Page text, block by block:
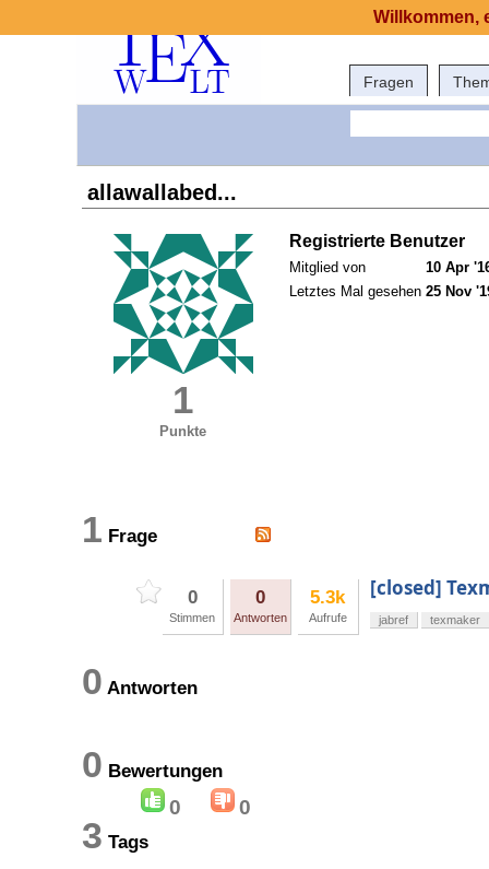
Fragen
allawallabed...
1
Punkte
Registrierte Benutzer
Mitglied von
10 Apr
Letztes Mal gesehen 25 Nov
1 Frage
0
Stimmen
0
Antworten
5.3k
Aufrufe
[closed]
jabref texmaker
0 Antworten
0 Bewertungen
0 0
3 Tags
Willkommen,